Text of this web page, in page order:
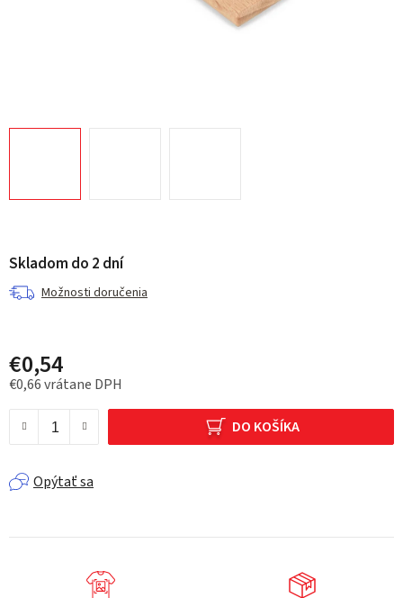
Skladom do 2 dní
Možnosti doručenia
€0,54
€0,66 vrátane DPH
DO KOŠÍKA
Opýtať sa